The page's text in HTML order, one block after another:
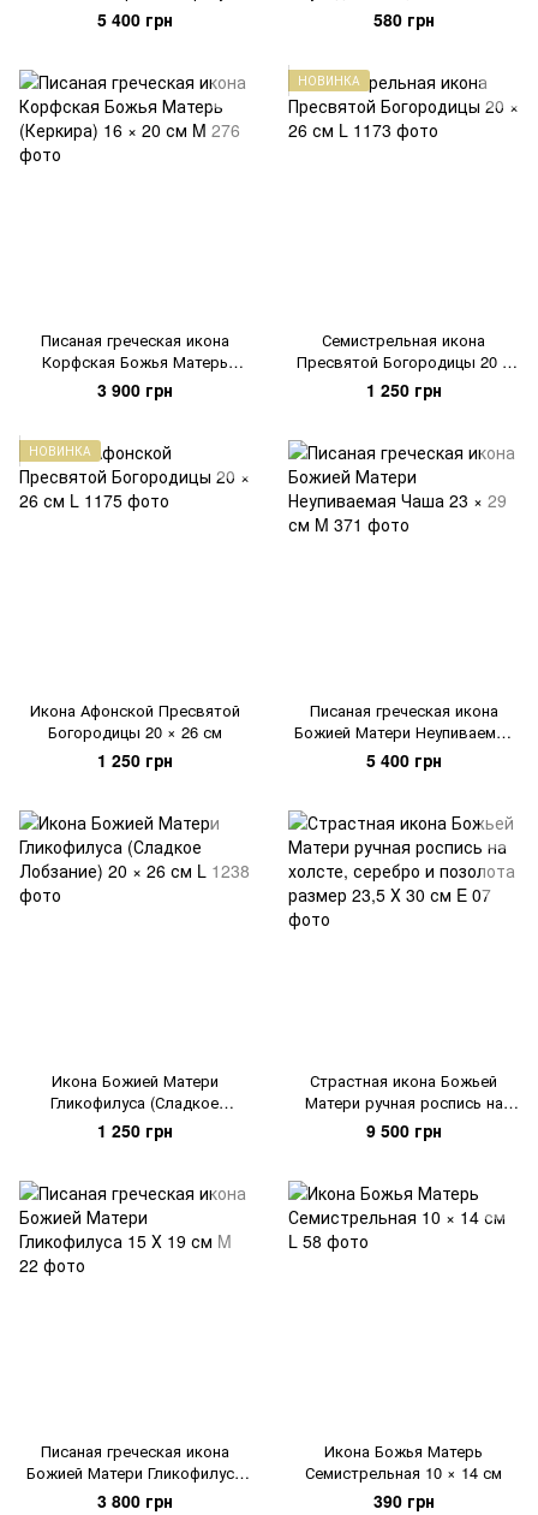
22,5 Х 29 см
5 400 грн 580 грн
Писаная греческая икона
Корфская Божья Матерь
(Керкира) 16 × 20 см
3 900 грн
НОВИНКА
Семистрельная икона
Пресвятой Богородицы 20 ×
26 см
1 250 грн
НОВИНКА
Икона Афонской Пресвятой
Богородицы 20 × 26 см
1 250 грн
Писаная греческая икона
Божией Матери Неупиваемая
Чаша 23 × 29 см
5 400 грн
Икона Божией Матери
Гликофилуса (Сладкое
Лобзание) 20 × 26 см
1 250 грн
Страстная икона Божьей
Матери ручная роспись на
холсте, серебро и позолота
размер 23,5 Х 30 см
9 500 грн
Писаная греческая икона
Божией Матери Гликофилуса
15 Х 19 см
3 800 грн
Икона Божья Матерь
Семистрельная 10 × 14 см
390 грн